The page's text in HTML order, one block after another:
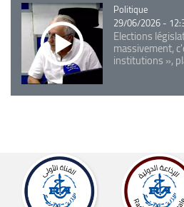
Catégorie
Politique
29/06/2026 -
Elections
massivement,
institutions »,